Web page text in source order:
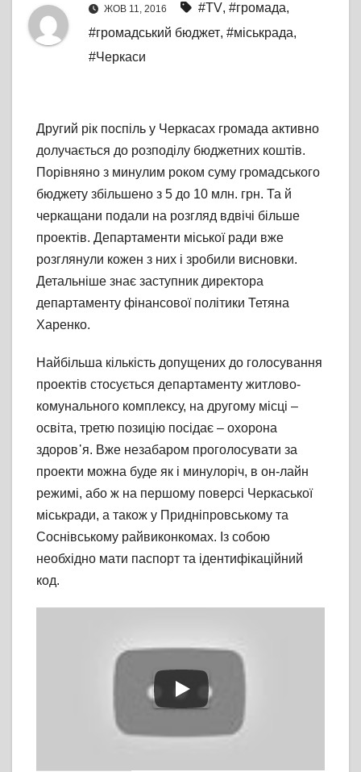
ЖОВ 11, 2016 #TV, #громада,
#громадський бюджет, #міськрада,
#Черкаси
Другий рік поспіль у Черкасах громада активно
долучається до розподілу бюджетних коштів.
Порівняно з минулим роком суму громадського
бюджету збільшено з 5 до 10 млн. грн. Та й
черкащани подали на розгляд вдвічі більше
проектів. Департаменти міської ради вже
розглянули кожен з них і зробили висновки.
Детальніше знає заступник директора
департаменту фінансової політики Тетяна
Харенко.
Найбільша кількість допущених до голосування
проектів стосується департаменту житлово-
комунального комплексу, на другому місці –
освіта, третю позицію посідає – охорона
здоров᾽я. Вже незабаром проголосувати за
проекти можна буде як і минулоріч, в он-лайн
режимі, або ж на першому поверсі Черкаської
міськради, а також у Придніпровському та
Соснівському райвиконкомах. Із собою
необхідно мати паспорт та ідентифікаційний
код.